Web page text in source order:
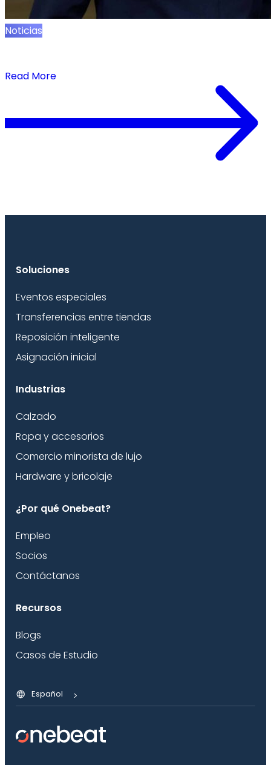
Noticias
Read More
Soluciones
Eventos especiales
Transferencias entre tiendas
Reposición inteligente
Asignación inicial
Industrias
Calzado
Ropa y accesorios
Comercio minorista de lujo
Hardware y bricolaje
¿Por qué Onebeat?
Empleo
Socios
Contáctanos
Recursos
Blogs
Casos de Estudio
Español